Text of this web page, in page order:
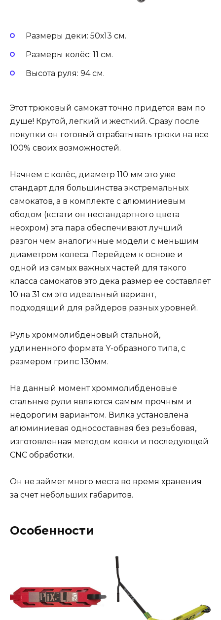
Размеры деки: 50х13 см.
Размеры колёс: 11 см.
Высота руля: 94 см.
Этот трюковый самокат точно придется вам по
душе! Крутой, легкий и жесткий. Сразу после
покупки он готовый отрабатывать трюки на все
100% своих возможностей.
Начнем с колёс, диаметр 110 мм это уже
стандарт для большинства экстремальных
самокатов, а в комплекте с алюминиевым
ободом (кстати он нестандартного цвета
неохром) эта пара обеспечивают лучший
разгон чем аналогичные модели с меньшим
диаметром колеса. Перейдем к основе и
одной из самых важных частей для такого
класса самокатов это дека размер ее составляет
10 на 31 см это идеальный вариант,
подходящий для райдеров разных уровней.
Руль хроммолибденовый стальной,
удлиненного формата Y-образного типа, с
размером грипс 130мм.
На данный момент хроммолибденовые
стальные рули являются самым прочным и
недорогим вариантом. Вилка установлена
алюминиевая односоставная без резьбовая,
изготовленная методом ковки и последующей
CNC обработки.
Он не займет много места во время хранения
за счет небольших габаритов.
Особенности